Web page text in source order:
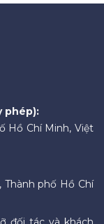
phép):
Hồ Chí Minh, Việt
Thành phố Hồ Chí